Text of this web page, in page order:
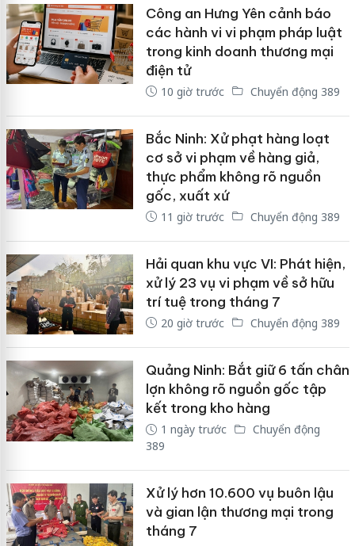
Công an Hưng Yên cảnh báo
các hành vi vi phạm pháp luật
trong kinh doanh thương mại
điện tử
10 giờ trước Chuyển động 389
Bắc Ninh: Xử phạt hàng loạt
cơ sở vi phạm về hàng giả,
thực phẩm không rõ nguồn
gốc, xuất xứ
11 giờ trước Chuyển động 389
Hải quan khu vực VI: Phát hiện,
xử lý 23 vụ vi phạm về sở hữu
trí tuệ trong tháng 7
20 giờ trước Chuyển động 389
Quảng Ninh: Bắt giữ 6 tấn chân
lợn không rõ nguồn gốc tập
kết trong kho hàng
1 ngày trước
Chuyển động
389
Xử lý hơn 10.600 vụ buôn lậu
và gian lận thương mại trong
tháng 7